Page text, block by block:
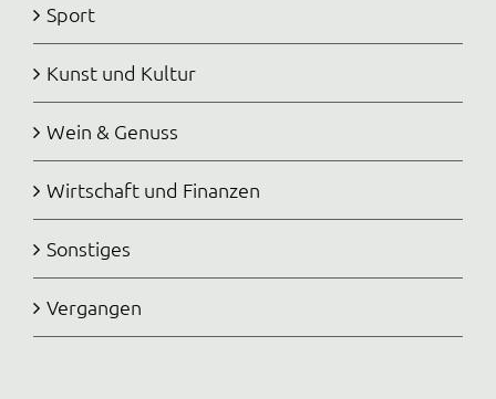
Sport
Kunst und Kultur
Wein & Genuss
Wirtschaft und Finanzen
Sonstiges
Vergangen